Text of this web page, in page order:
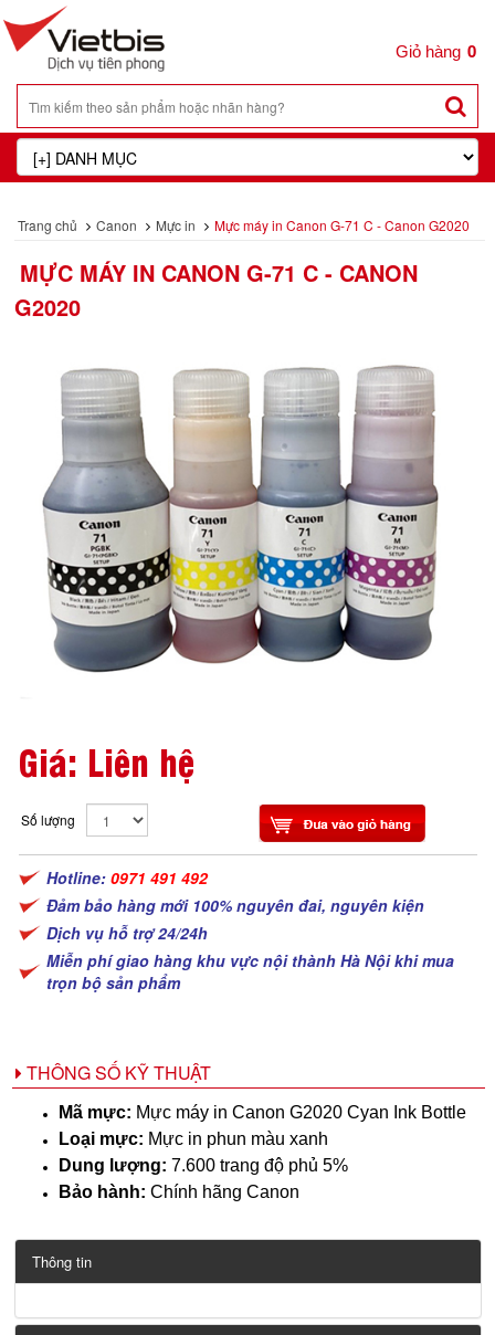
0
Trang chủ Canon Mực in Mực máy in Canon G-71 C - Canon G2020
MỰC MÁY IN CANON G-71 C - CANON
G2020
Giá: Liên hệ
Số lượng
Hotline: 0971 491 492
Đảm bảo hàng mới 100% nguyên đai, nguyên kiện
Dịch vụ hỗ trợ 24/24h
Miễn phí giao hàng khu vực nội thành Hà Nội khi mua
trọn bộ sản phẩm
THÔNG SỐ KỸ THUẬT
Mã mực: Mực máy in Canon G2020 Cyan Ink Bottle
Loại mực: Mực in phun màu xanh
Dung lượng: 7.600 trang độ phủ 5%
Bảo hành: Chính hãng Canon
Thông tin